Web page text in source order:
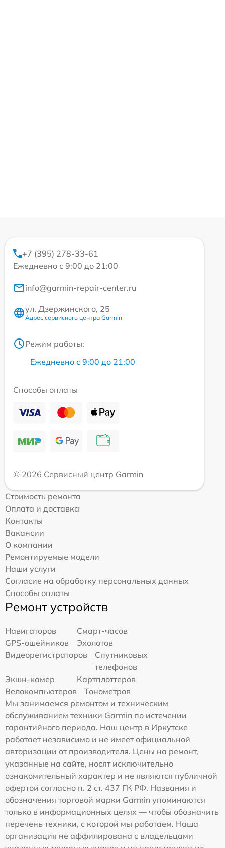
+7 (395) 278-33-61
Ежедневно с 9:00 до 21:00
info@garmin-repair-center.ru
ул. Дзержинского, 25
Адрес сервисного центра Garmin
Режим работы:
Ежедневно с 9:00 до 21:00
Способы оплаты
© 2026 Сервисный центр Garmin
Стоимость ремонта
Оплата и доставка
Контакты
Вакансии
О компании
Ремонтируемые модели
Наши услуги
Согласие на обработку персональных данных
Способы оплаты
Ремонт устройств
Навигаторов
Смарт-часов
GPS-ошейников
Эхолотов
Видеорегистраторов
Спутниковых
телефонов
Экшн-камер
Картплоттеров
Велокомпьютеров
Тонометров
Мы занимаемся ремонтом и техническим
обслуживанием техники Garmin по истечении
гарантийного периода. Наш центр в Иркутске
работает независимо и не имеет официальной
авторизации от производителя. Цены на ремонт,
указанные на сайте, носят исключительно
ознакомительный характер и не являются публичной
офертой согласно п. 2 ст. 437 ГК РФ. Названия и
обозначения торговой марки Garmin упоминаются
только в информационных целях — чтобы обозначить
перечень техники, с которой мы работаем. Наша
организация не аффилирована с владельцами